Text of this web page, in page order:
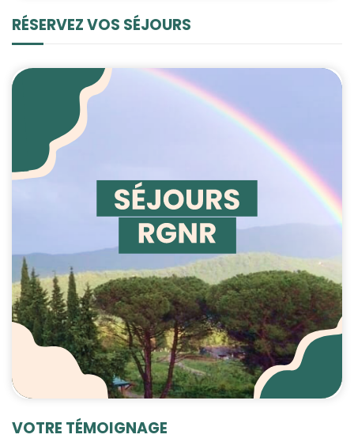
RÉSERVEZ VOS SÉJOURS
VOTRE TÉMOIGNAGE